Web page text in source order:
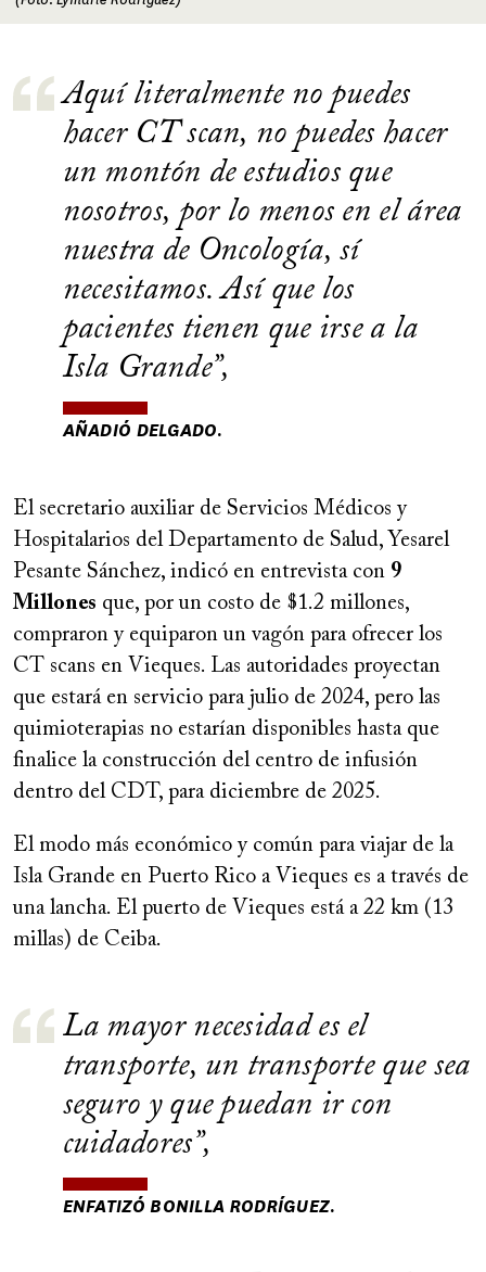
Aquí literalmente no puedes
hacer CT scan, no puedes hacer
un montón de estudios que
nosotros, por lo menos en el área
nuestra de Oncología, sí
necesitamos. Así que los
pacientes tienen que irse a la
Isla Grande ,
AÑADIÓ DELGADO.
El secretario auxiliar de Servicios Médicos y
Hospitalarios del Departamento de Salud, Yesarel
Pesante Sánchez, indicó en entrevista con 9
Millones que, por un costo de $1.2 millones,
compraron y equiparon un vagón para ofrecer los
CT scans en Vieques. Las autoridades proyectan
que estará en servicio para julio de 2024, pero las
quimioterapias no estarían disponibles hasta que
finalice la construcción del centro de infusión
dentro del CDT, para diciembre de 2025.
El modo más económico y común para viajar de la
Isla Grande en Puerto Rico a Vieques es a través de
una lancha. El puerto de Vieques está a 22 km (13
millas) de Ceiba.
La mayor necesidad es el
transporte, un transporte que sea
seguro y que puedan ir con
cuidadores ,
ENFATIZÓ BONILLA RODRÍGUEZ.